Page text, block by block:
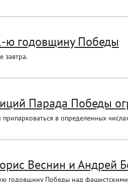
ю годовщину Победы
завтра.
Парада Победы
в определенных
Веснин и Андрей
годовщину Победы над